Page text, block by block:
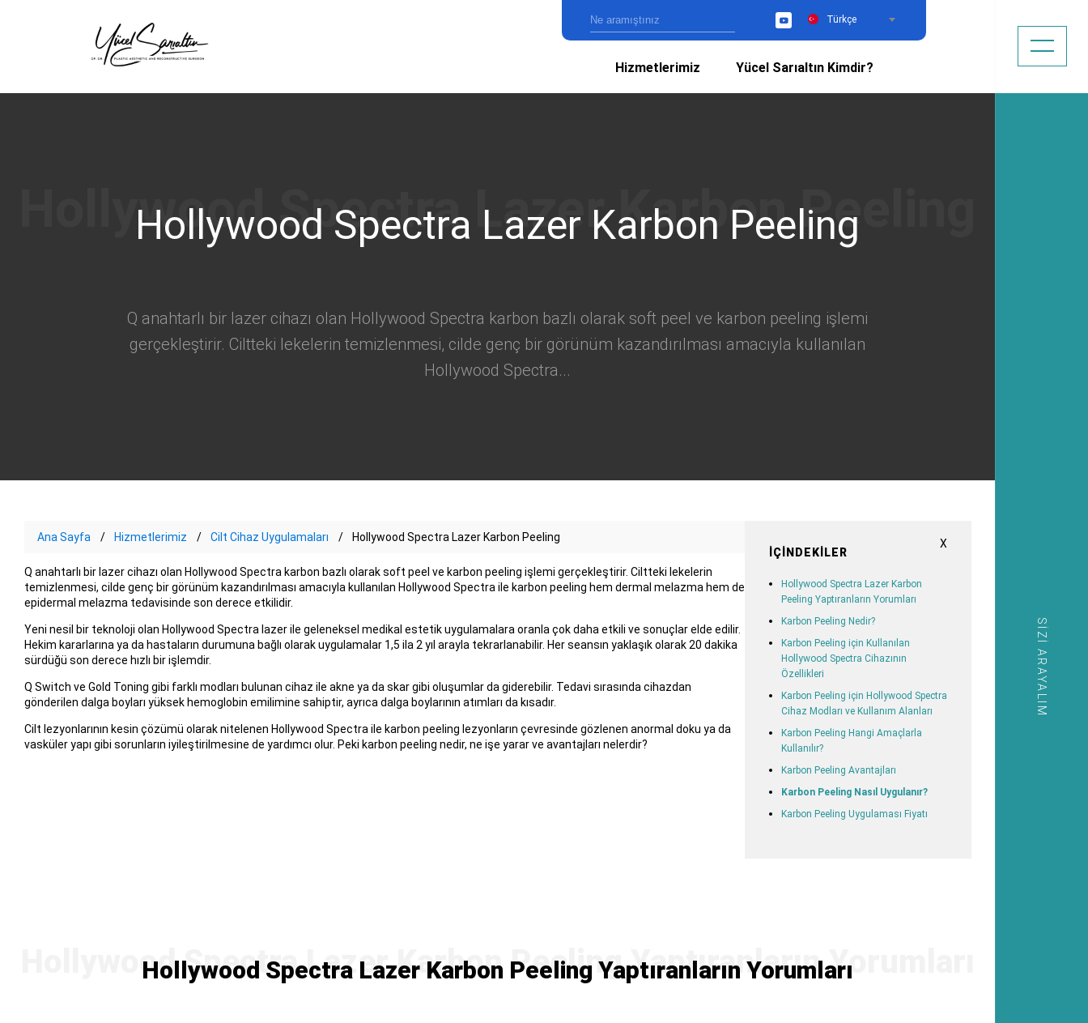
YouTubeTürkçe
Hizmetlerimiz Yücel Sarıaltın Kimdir?
SIZI ARAYALIM
Hollywood Spectra Lazer Karbon Peeling
Q anahtarlı bir lazer cihazı olan Hollywood Spectra karbon bazlı olarak soft peel ve karbon peeling işlemi
gerçekleştirir. Ciltteki lekelerin temizlenmesi, cilde genç bir görünüm kazandırılması amacıyla kullanılan
Hollywood Spectra...
Ana Sayfa Hizmetlerimiz Cilt Cihaz Uygulamaları Hollywood Spectra Lazer Karbon Peeling
Q anahtarlı bir lazer cihazı olan Hollywood Spectra karbon bazlı olarak soft peel ve karbon peeling işlemi gerçekleştirir. Ciltteki lekelerin
temizlenmesi, cilde genç bir görünüm kazandırılması amacıyla kullanılan Hollywood Spectra ile karbon peeling hem dermal melazma hem de
epidermal melazma tedavisinde son derece etkilidir.
Yeni nesil bir teknoloji olan Hollywood Spectra lazer ile geleneksel medikal estetik uygulamalara oranla çok daha etkili ve sonuçlar elde edilir.
Hekim kararlarına ya da hastaların durumuna bağlı olarak uygulamalar 1,5 ila 2 yıl arayla tekrarlanabilir. Her seansın yaklaşık olarak 20 dakika
sürdüğü son derece hızlı bir işlemdir.
Q Switch ve Gold Toning gibi farklı modları bulunan cihaz ile akne ya da skar gibi oluşumlar da giderebilir. Tedavi sırasında cihazdan
gönderilen dalga boyları yüksek hemoglobin emilimine sahiptir, ayrıca dalga boylarının atımları da kısadır.
Cilt lezyonlarının kesin çözümü olarak nitelenen Hollywood Spectra ile karbon peeling lezyonların çevresinde gözlenen anormal doku ya da
vasküler yapı gibi sorunların iyileştirilmesine de yardımcı olur. Peki karbon peeling nedir, ne işe yarar ve avantajları nelerdir?
X
İÇINDEKILER
Hollywood Spectra Lazer Karbon
Peeling Yaptıranların Yorumları
Karbon Peeling Nedir?
Karbon Peeling için Kullanılan
Hollywood Spectra Cihazının
Özellikleri
Karbon Peeling için Hollywood Spectra
Cihaz Modları ve Kullanım Alanları
Karbon Peeling Hangi Amaçlarla
Kullanılır?
Karbon Peeling Avantajları
Karbon Peeling Nasıl Uygulanır?
Karbon Peeling Uygulaması Fiyatı
Hollywood Spectra Lazer Karbon Peeling Yaptıranların Yorumları